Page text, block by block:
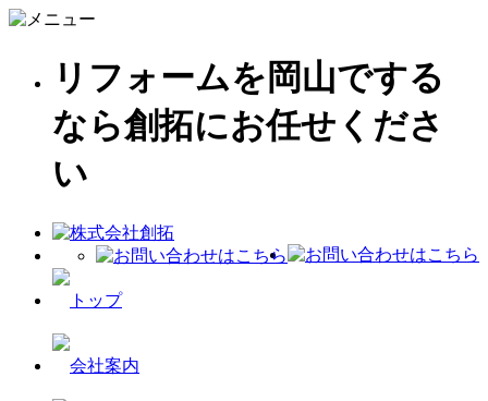
リフォームを岡山でする
なら創拓にお任せくださ
い